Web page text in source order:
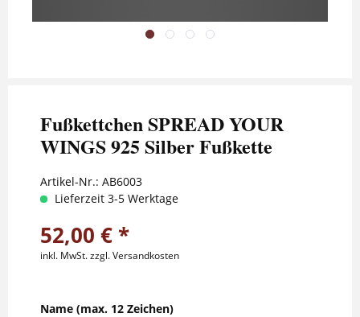
Fußkettchen SPREAD YOUR
WINGS 925 Silber Fußkette
Artikel-Nr.: AB6003
Lieferzeit 3-5 Werktage
52,00 € *
inkl. MwSt.zzgl. Versandkosten
Name (max. 12 Zeichen)